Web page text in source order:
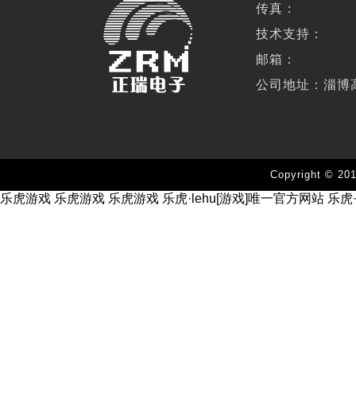
传真：
技术支持：
邮箱：
公司地址：淄博
Copyright ©
乐虎游戏 乐虎游戏 乐虎游戏 乐虎·lehu[游戏]唯一官方网站 乐